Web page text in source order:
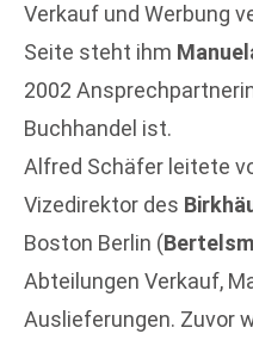
Verkauf und Werbung
Seite steht ihm
2002
Buchhandel ist.
Alfred Schäfer leitete
Vizedirektor des
Boston Berlin (
Abteilungen Verkauf,
Auslieferungen. Zuvor